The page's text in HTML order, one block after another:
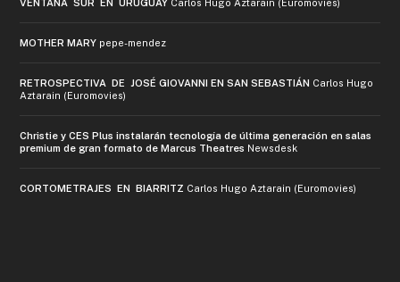
VENTANA SUR EN URUGUAY Carlos Hugo Aztarain (Euromovies)
MOTHER MARY pepe-mendez
RETROSPECTIVA DE JOSÉ GIOVANNI EN SAN SEBASTIÁN Carlos Hugo
Aztarain (Euromovies)
Christie y CES Plus instalarán tecnología de última generación en salas
premium de gran formato de Marcus Theatres Newsdesk
CORTOMETRAJES EN BIARRITZ Carlos Hugo Aztarain (Euromovies)